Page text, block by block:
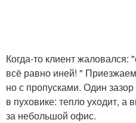
Когда-то клиент жаловался:
всё равно иней! "
но с пропусками. Один
в пуховике: тепло уходит, а
за небольшой офис.